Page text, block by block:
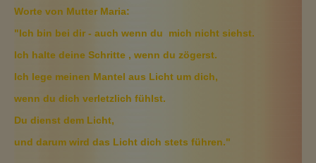
Worte von Mutter Maria:
"Ich bin bei dir - auch wenn du mich nicht siehst.
Ich halte deine Schritte , wenn du zögerst.
Ich lege meinen Mantel aus Licht um dich,
wenn du dich verletzlich fühlst.
Du dienst dem Licht,
und darum wird das Licht dich stets führen."